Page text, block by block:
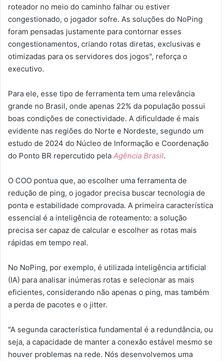
roteador no meio do caminho falhar ou estiver
congestionado, o jogador sofre. As soluções do NoPing
foram pensadas justamente para contornar esses
congestionamentos, criando rotas diretas, exclusivas e
otimizadas para os servidores dos jogos", reforça o
executivo.
Para ele, esse tipo de ferramenta tem uma relevância
grande no Brasil, onde apenas 22% da população possui
boas condições de conectividade. A dificuldade é mais
evidente nas regiões do Norte e Nordeste, segundo um
estudo de 2024 do Núcleo de Informação e Coordenação
do Ponto BR repercutido pela Agência Brasil.
O COO pontua que, ao escolher uma ferramenta de
redução de ping, o jogador precisa buscar tecnologia de
ponta e estabilidade comprovada. A primeira característica
essencial é a inteligência de roteamento: a solução
precisa ser capaz de calcular e escolher as rotas mais
rápidas em tempo real.
No NoPing, por exemplo, é utilizada inteligência artificial
(IA) para analisar inúmeras rotas e selecionar as mais
eficientes, considerando não apenas o ping, mas também
a perda de pacotes e o jitter.
"A segunda característica fundamental é a redundância, ou
seja, a capacidade de manter a conexão estável mesmo se
houver problemas na rede. Nós desenvolvemos uma